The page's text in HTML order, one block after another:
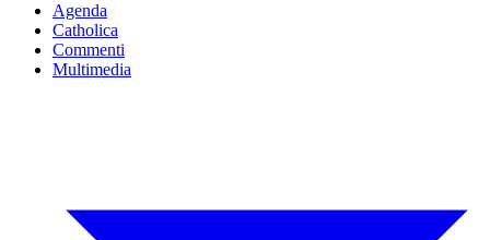
Agenda
Catholica
Commenti
Multimedia